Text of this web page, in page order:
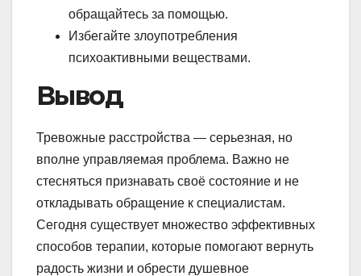
обращайтесь за помощью.
Избегайте злоупотребления
психоактивными веществами.
Вывод
Тревожные расстройства — серьезная, но
вполне управляемая проблема. Важно не
стесняться признавать своё состояние и не
откладывать обращение к специалистам.
Сегодня существует множество эффективных
способов терапии, которые помогают вернуть
радость жизни и обрести душевное